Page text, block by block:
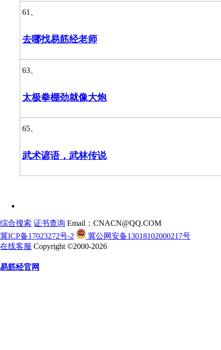
61、
去哪找易筋经老师
63、
太极拳棚劲就像大炮
65、
武术谚语，武林传说
综合搜索 证书查询 Email：CNACN@QQ.COM
冀ICP备17023272号-2
冀公网安备13018102000217号
在线客服 Copyright ©2000-2026
易筋经官网